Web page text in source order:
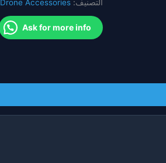
DJI
V2
CaddxFPV
التصنيف:Drone Accessories
Ask for more info